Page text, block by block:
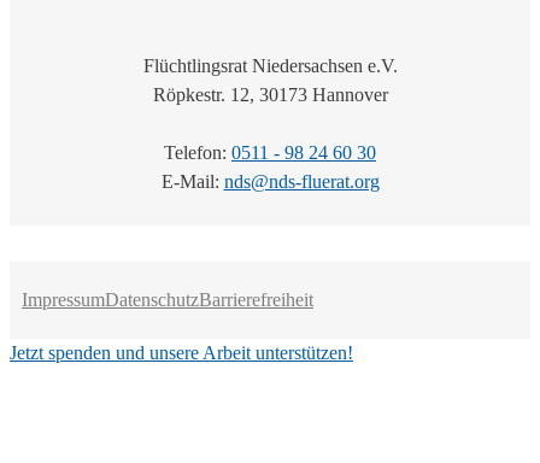
Flüchtlingsrat Niedersachsen e.V.
Röpkestr. 12, 30173 Hannover
Telefon: 0511 - 98 24 60 30
E-Mail: nds@nds-fluerat.org
ImpressumDatenschutzBarrierefreiheit
Jetzt spenden und unsere Arbeit unterstützen!